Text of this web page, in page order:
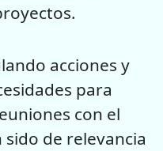
acciones y
para
con el
de relevancia